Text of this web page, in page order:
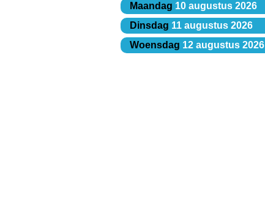
Maandag 10 augustus 2026
Dinsdag 11 augustus 2026
Woensdag 12 augustus 2026